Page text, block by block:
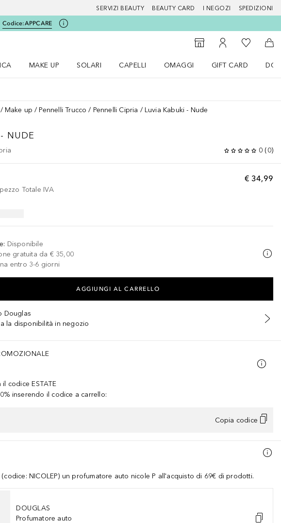
SERVIZI BEAUTY BEAUTY CARD I NEGOZI SPEDIZIONI
Codice:APPCARE
Home
StorefinderAl Mio Account
Alla Mia
Al
MAKE UP
SOLARI
CAPELLI
OMAGGI
GIFT CARD
Make up Pennelli Trucco Pennelli Cipria Luvia Kabuki - Nude
NUDE
0 (0)
€ 34,99
pezzo Totale IVA
: Disponibile
gratuita da € 35,00
entro 3-6 giorni
AGGIUNGI AL CARRELLO
Douglas
la disponibilità in negozio
il codice ESTATE
inserendo il codice a carrello:
Copia codice
NICOLEP) un profumatore auto nicole P all'acquisto di 69€ di prodotti.
DOUGLAS
Profumatore auto